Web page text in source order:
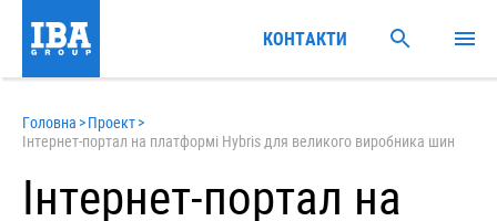
Головна >Проект>
Інтернет-портал на платформі Hybris для великого виробника шин
Інтернет-портал на
КОНТАКТИ